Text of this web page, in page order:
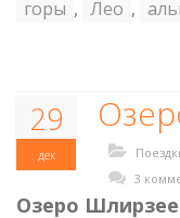
горы , Лео ,
29
дек
3
Озеро Шлирзее